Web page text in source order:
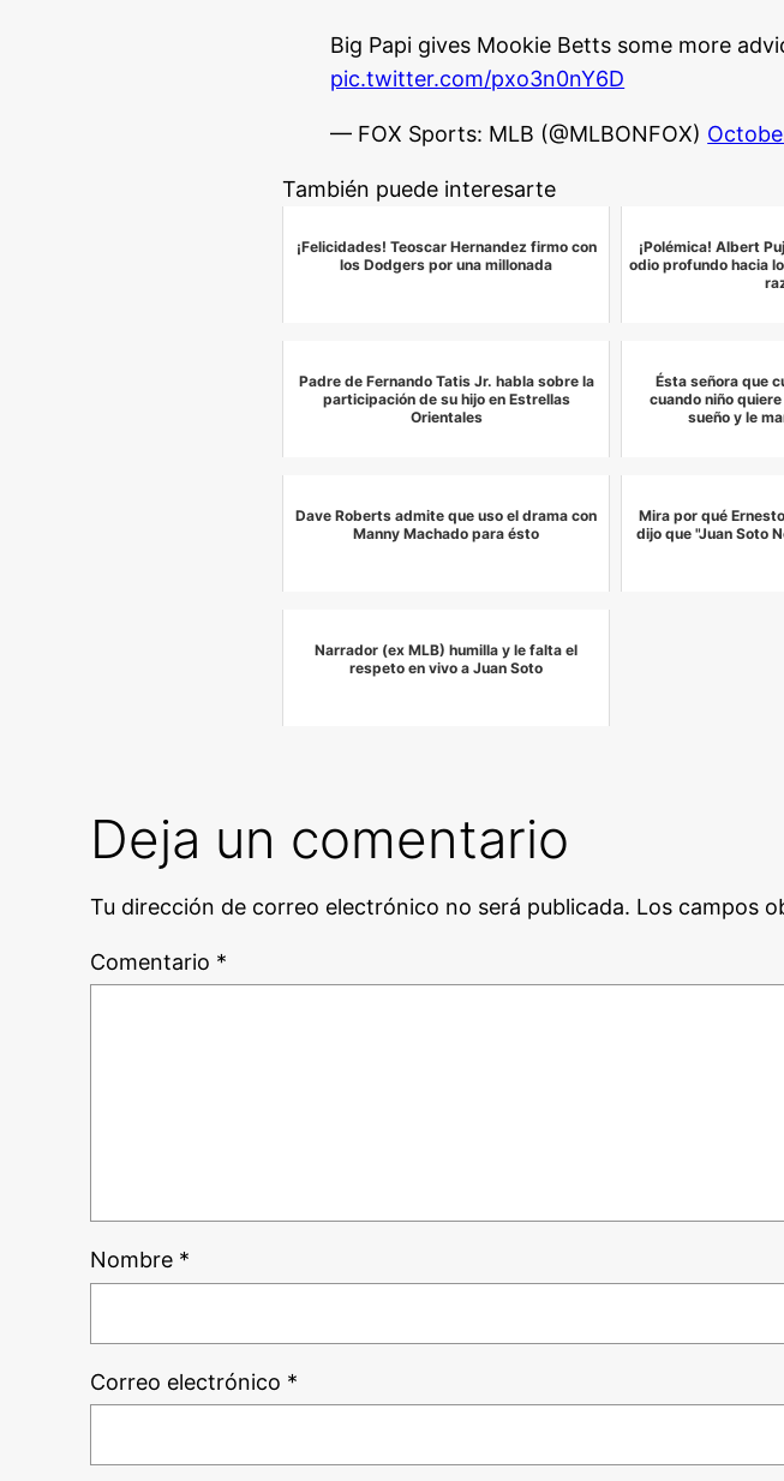
Big Papi gives Mookie Betts some more
pic.twitter.com/pxo3n0nY6D
— FOX Sports: MLB (@MLBONFOX)
También puede interesarte
¡Felicidades! Teoscar Hernandez firmo con
los Dodgers por una millonada
¡Polémica! Albert
odio profundo hacia
Padre de Fernando Tatis Jr. habla sobre la
participación de su hijo en Estrellas
Orientales
Ésta señora que
cuando niño
sueño y le
Dave Roberts admite que uso el drama con
Manny Machado para ésto
Mira por qué
dijo que "Juan Soto
Narrador (ex MLB) humilla y le falta el
respeto en vivo a Juan Soto
Deja un comentario
Tu dirección de correo electrónico no será publicada. Los campos
Comentario *
Nombre *
Correo electrónico *